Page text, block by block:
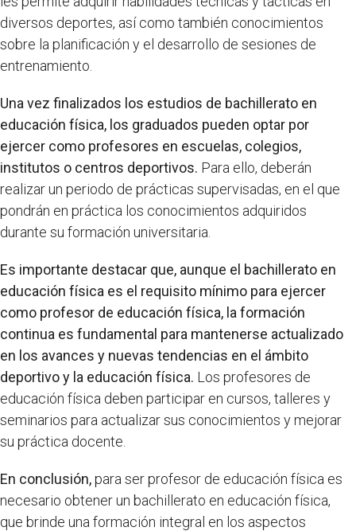
diversos deportes, así como también conocimientos
sobre la planificación y el desarrollo de sesiones de
entrenamiento.
Una vez finalizados los estudios de bachillerato en
educación física, los graduados pueden optar por
ejercer como profesores en escuelas, colegios,
institutos o centros deportivos. Para ello, deberán
realizar un periodo de prácticas supervisadas, en el que
pondrán en práctica los conocimientos adquiridos
durante su formación universitaria.
Es importante destacar que, aunque el bachillerato en
educación física es el requisito mínimo para ejercer
como profesor de educación física, la formación
continua es fundamental para mantenerse actualizado
en los avances y nuevas tendencias en el ámbito
deportivo y la educación física. Los profesores de
educación física deben participar en cursos, talleres y
seminarios para actualizar sus conocimientos y mejorar
su práctica docente.
En conclusión,para ser profesor de educación física es
necesario obtener un bachillerato en educación física,
que brinde una formación integral en los aspectos